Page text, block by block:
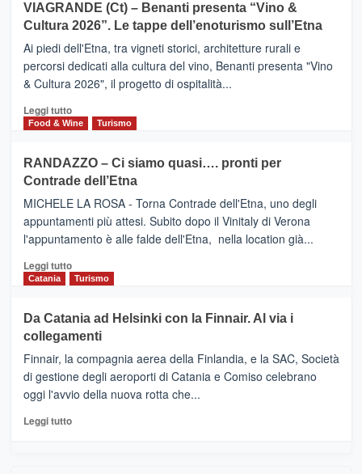
Anche
la
Alcantara
nei
primi
nella
classifica
IL
SAN
DOMENICO
PALACE
TAORMINA,
UN
HOTEL
FOUR
IL
NUOVO
SUMMER
CLUB
VIAGRANDE (Ct) – Benanti presenta “Vino &
Cultura 2026”. Le tappe dell’enoturismo sull’Etna
Ai piedi dell'Etna, tra vigneti storici, architetture rurali e
percorsi dedicati alla cultura del vino, Benanti presenta "Vino
& Cultura 2026", il progetto di ospitalità...
Leggi tuttoLeggi
di
VIAGRANDE
(Ct)
–
Benanti
presenta
“Vino
&
Cultura
tappe
dell’enoturismo
Food & Wine Turismo
RANDAZZO – Ci siamo quasi…. pronti per
Contrade dell’Etna
MICHELE LA ROSA - Torna Contrade dell'Etna, uno degli
appuntamenti più attesi. Subito dopo il Vinitaly di Verona
l'appuntamento è alle falde dell'Etna, nella location già...
Leggi tuttoLeggi
di
RANDAZZO
–
Ci
siamo
quasi….
pronti
per
Catania Turismo
Da Catania ad Helsinki con la Finnair. Al via i
collegamenti
Finnair, la compagnia aerea della Finlandia, e la SAC, Società
di gestione degli aeroporti di Catania e Comiso celebrano
oggi l'avvio della nuova rotta che...
Leggi tuttoLeggi